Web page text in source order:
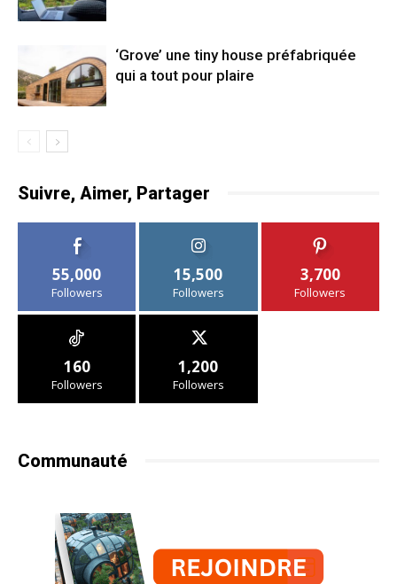
‘Grove’ une tiny house préfabriquée
qui a tout pour plaire
Suivre, Aimer, Partager
55,000
Followers
15,500
Followers
3,700
Followers
160
Followers
1,200
Followers
Communauté